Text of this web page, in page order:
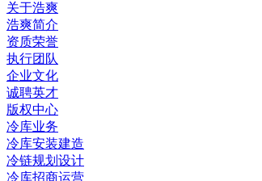
关于浩爽
浩爽简介
资质荣誉
执行团队
企业文化
诚聘英才
版权中心
冷库业务
冷库安装建造
冷链规划设计
冷库招商运营